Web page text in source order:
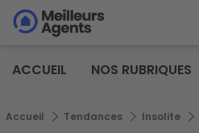
Aller
au
principal
Aller au
principal
Agents
ACCUEIL NOS RUBRIQUES
Fil d'Ariane
Accueil Tendances Insolite